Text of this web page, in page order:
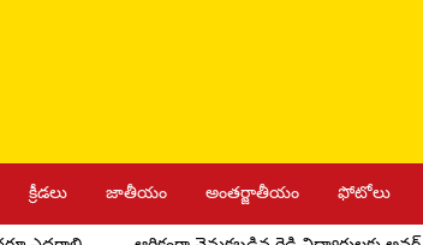
క్రీడలు జాతీయం అంతర్జాతీయం ఫోటోలు